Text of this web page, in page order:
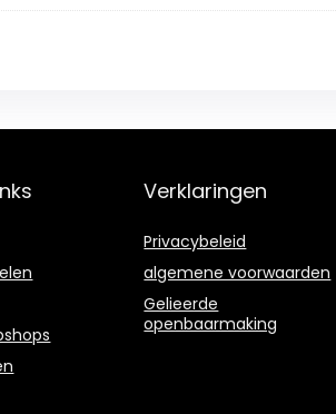
Verklaringen
Privacybeleid
algemene voorwaarden
Gelieerde
openbaarmaking